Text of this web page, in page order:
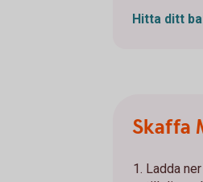
Hitta ditt
Skaffa
Ladda